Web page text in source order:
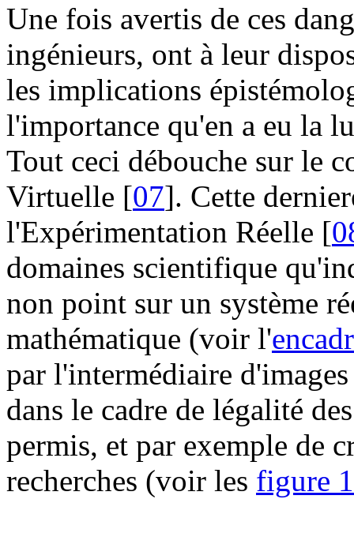
Une fois avertis de ces
ingénieurs, ont à leur
les implications
l'importance qu'en a eu la
Tout ceci débouche sur le
Virtuelle [07]. Cette
l'Expérimentation Réelle [
domaines scientifique
non point sur un système
mathématique (voir l'
par l'intermédiaire
dans le cadre de légalité
permis, et par exemple de
recherches (voir les figure 1